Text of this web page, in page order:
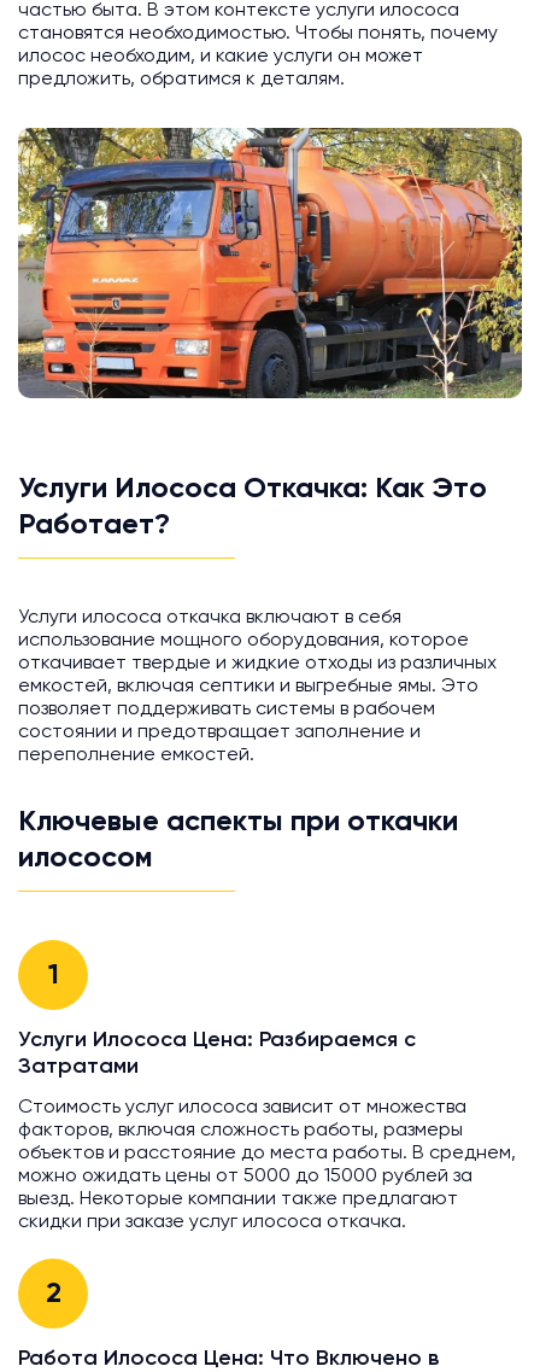
частью быта. В этом контексте услуги илососа
становятся необходимостью. Чтобы понять, почему
илосос необходим, и какие услуги он может
предложить, обратимся к деталям.
Услуги Илососа Откачка: Как Это
Работает?
Услуги илососа откачка включают в себя
использование мощного оборудования, которое
откачивает твердые и жидкие отходы из различных
емкостей, включая септики и выгребные ямы. Это
позволяет поддерживать системы в рабочем
состоянии и предотвращает заполнение и
переполнение емкостей.
Ключевые аспекты при откачки
илососом
1
Услуги Илососа Цена: Разбираемся с
Затратами
Стоимость услуг илососа зависит от множества
факторов, включая сложность работы, размеры
объектов и расстояние до места работы. В среднем,
можно ожидать цены от 5000 до 15000 рублей за
выезд. Некоторые компании также предлагают
скидки при заказе услуг илососа откачка.
2
Работа Илососа Цена: Что Включено в